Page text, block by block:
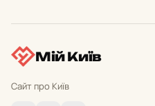
Мій Київ
Сайт про Київ